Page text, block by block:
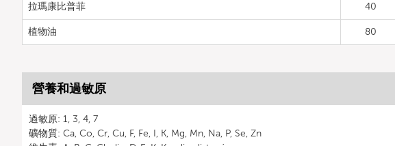
拉瑪康比普菲 40
植物油 80
營養和過敏原
過敏原: 1, 3, 4, 7
礦物質: Ca, Co, Cr, Cu, F, Fe, I, K, Mg, Mn, Na, P, Se, Zn